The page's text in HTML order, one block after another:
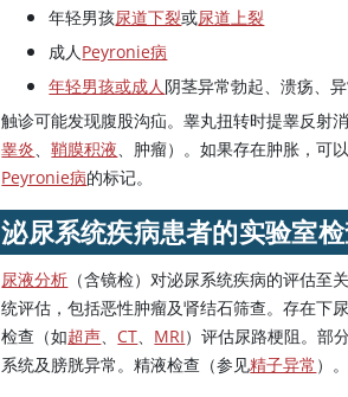
年轻男孩尿道下裂或尿道上裂
成人Peyronie病
年轻男孩或成人阴茎异常勃起、溃疡、
触诊可能发现腹股沟疝。睾丸扭转时提睾反射
睾炎、鞘膜积液、肿瘤）。如果存在肿胀，可
Peyronie病的标记。
泌尿系统疾病患者的实验室
尿液分析 （含镜检）对泌尿系统疾病的评估
统评估，包括恶性肿瘤及肾结石筛查。存在下
检查（如超声、 CT、 MRI）评估尿路梗阻。部
系统及膀胱异常。精液检查（参见精子异常 ）。